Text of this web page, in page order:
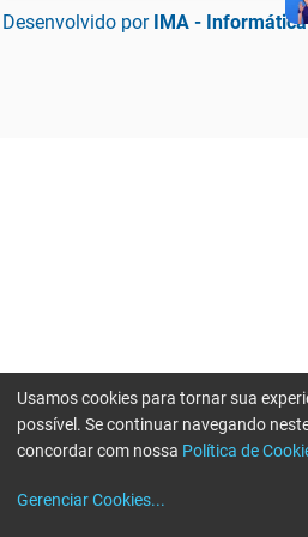
Desenvolvido por IMA -
Usamos cookies para tornar sua
possível. Se continuar navegando
concordar com nossa Política de
Gerenciar Cookies...
Erro ao enviar informações, por